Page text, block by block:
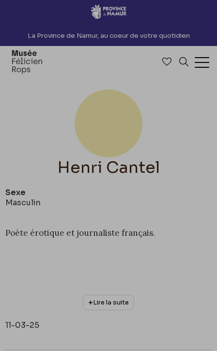
Accèder directement au contenu
La Province de Namur, au coeur de votre quotidien
Accéder à
Henri Cantel
Sexe
Masculin
Poète érotique et journaliste français.
Lire la suite
11-03-25